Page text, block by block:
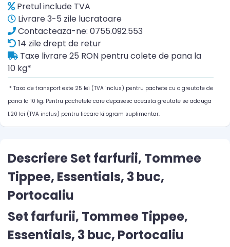
Pretul include TVA
Livrare 3-5 zile lucratoare
Contacteaza-ne: 0755.092.553
14 zile drept de retur
Taxe livrare 25 RON pentru colete de pana la
10 kg*
* Taxa de transport este 25 lei (TVA inclus) pentru pachete cu o greutate de
pana la 10 kg. Pentru pachetele care depasesc aceasta greutate se adauga
1.20 lei (TVA inclus) pentru fiecare kilogram suplimentar.
Descriere Set farfurii, Tommee
Tippee, Essentials, 3 buc,
Portocaliu
Set farfurii, Tommee Tippee,
Essentials, 3 buc, Portocaliu